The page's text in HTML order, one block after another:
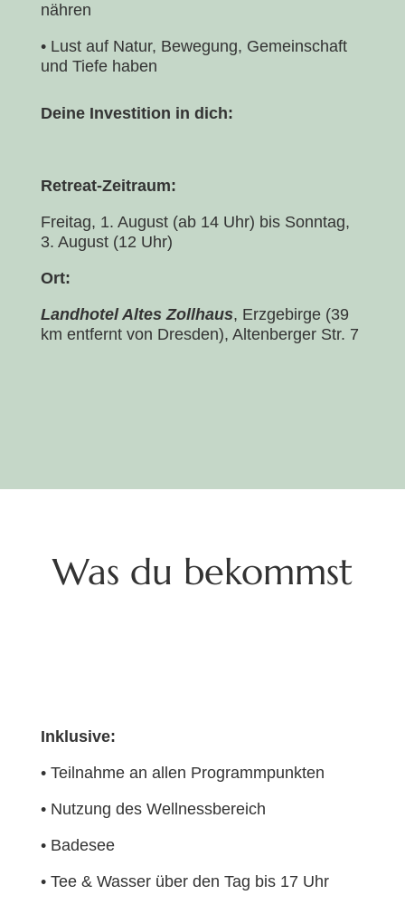
nähren
• Lust auf Natur, Bewegung, Gemeinschaft
und Tiefe haben
Deine Investition in dich:
Retreat-Zeitraum:
Freitag, 1. August (ab 14 Uhr) bis Sonntag,
3. August (12 Uhr)
Ort:
Landhotel Altes Zollhaus, Erzgebirge (39
km entfernt von Dresden), Altenberger Str. 7
Was du bekommst
Inklusive:
• Teilnahme an allen Programmpunkten
• Nutzung des Wellnessbereich
• Badesee
• Tee & Wasser über den Tag bis 17 Uhr